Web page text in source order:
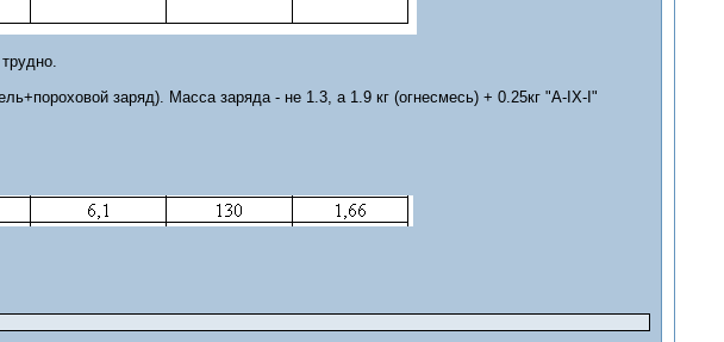
заряд). Масса заряда - не 1.3, а 1.9 кг (огнесмесь) + 0.25кг "A-IX-I"